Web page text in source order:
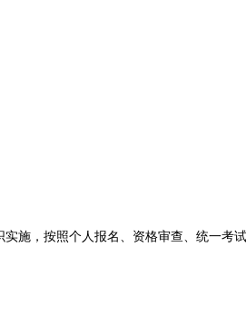
施，按照个人报名、资格审查、统一考